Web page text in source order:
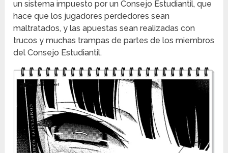
un sistema impuesto por un Consejo Estudiantil, que
hace que los jugadores perdedores sean
maltratados, y las apuestas sean realizadas con
trucos y muchas trampas de partes de los miembros
del Consejo Estudiantil.